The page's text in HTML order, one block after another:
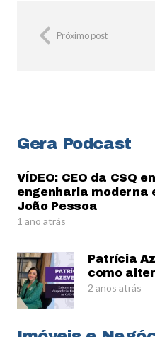
Próximo post
Gera Podcast
VÍDEO: CEO da CSQ
engenharia moderna
João Pessoa
1 ano atrás
Patrícia
como
2 anos atrás